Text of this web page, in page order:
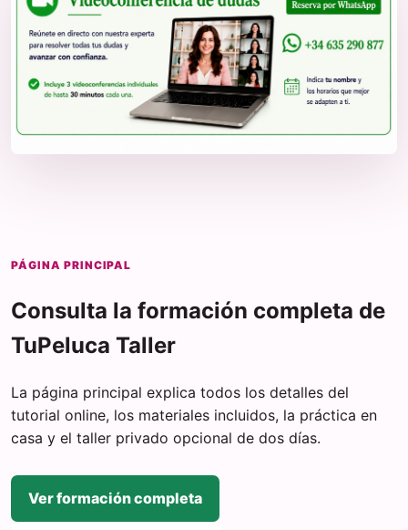
PÁGINA PRINCIPAL
Consulta la formación completa de
TuPeluca Taller
La página principal explica todos los detalles del
tutorial online, los materiales incluidos, la práctica en
casa y el taller privado opcional de dos días.
Ver formación completa